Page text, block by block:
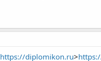
https://diplomikon.ru>